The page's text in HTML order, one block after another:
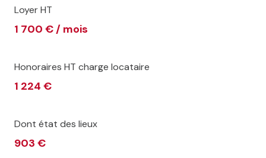
Loyer HT
1 700 € / mois
Honoraires HT charge locataire
1 224 €
Dont état des lieux
903 €